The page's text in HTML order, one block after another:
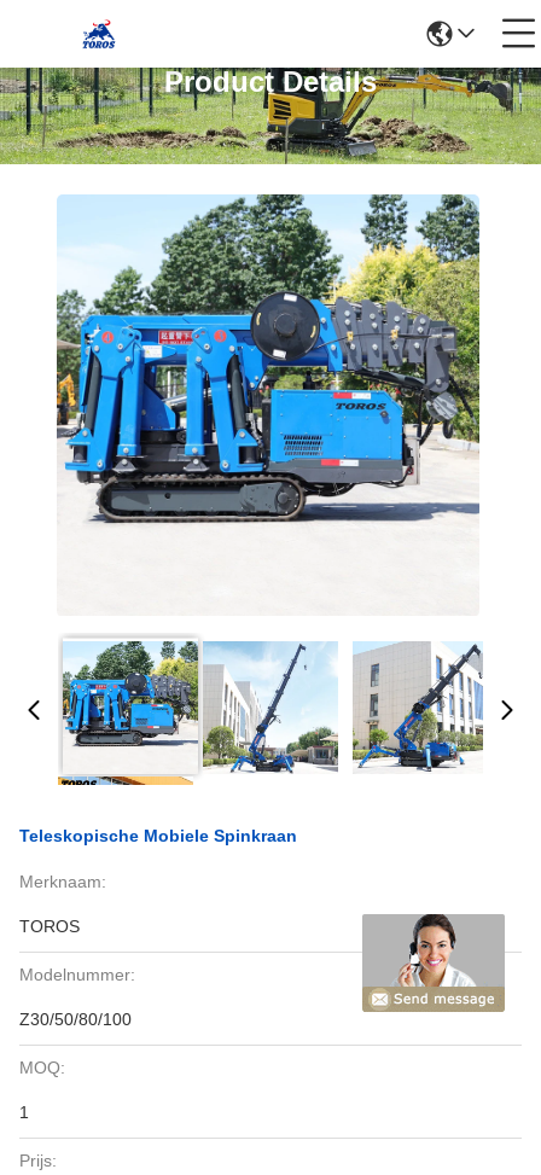
Product Details
Teleskopische Mobiele Spinkraan
Merknaam:
TOROS
Modelnummer:
Z30/50/80/100
MOQ:
1
Prijs: